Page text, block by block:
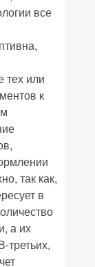
все
тех или
к
так как,
в
а их
третьих,